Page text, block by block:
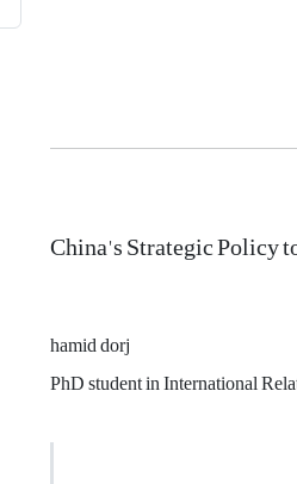
China's Strategic Policy
hamid dorj
PhD student in International